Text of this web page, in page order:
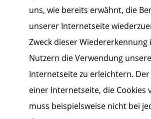
uns, wie bereits erwähnt, die
unserer Internetseite
Zweck dieser Wiedererkennung
Nutzern die Verwendung
Internetseite zu erleichtern.
einer Internetseite, die Cookies
muss beispielsweise nicht bei